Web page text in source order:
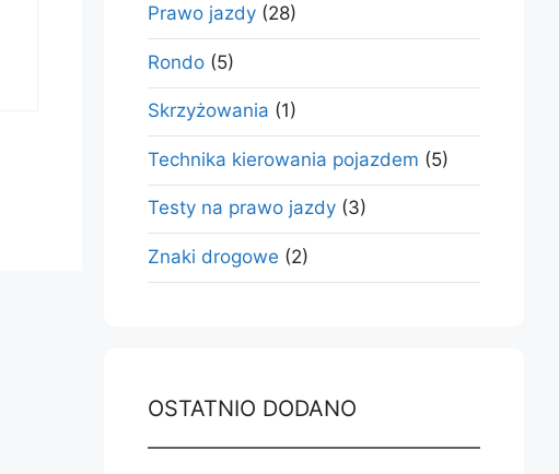
Prawo jazdy (28)
Rondo (5)
Skrzyżowania (1)
Technika kierowania pojazdem (5)
Testy na prawo jazdy (3)
Znaki drogowe (2)
OSTATNIO DODANO